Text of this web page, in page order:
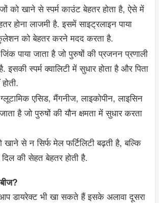
को खाने से स्पर्म काउंट बेहतर होता है, ऐसे में
होना लाजमी है. इसमें साइट्रलाइन पाया
को बेहतर करने मदद करता है.
पाया जाता है जो पुरुषों की प्रजनन प्रणाली
इसकी स्पर्म क्वालिटी में सुधार होता है और पिता
एसिड, मैंगनीज, लाइकोपीन, लाइसिन
है जो पुरुषों की यौन क्षमता में सुधार करता
से न सिर्फ मेल फर्टिलिटी बढ़ती है, बल्कि
की सेहत बेहतर होती है.
डायरेक्ट भी खा सकते हैं इसके अलावा दूसरा